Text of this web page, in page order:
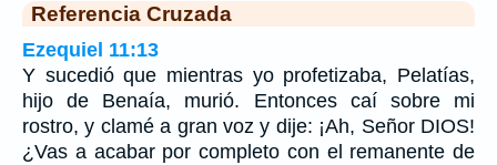
Referencia Cruzada
Ezequiel 11:13
Y sucedió que mientras yo profetizaba, Pelatías,
hijo de Benaía, murió. Entonces caí sobre mi
rostro, y clamé a gran voz y dije: ¡Ah, Señor DIOS!
¿Vas a acabar por completo con el remanente de